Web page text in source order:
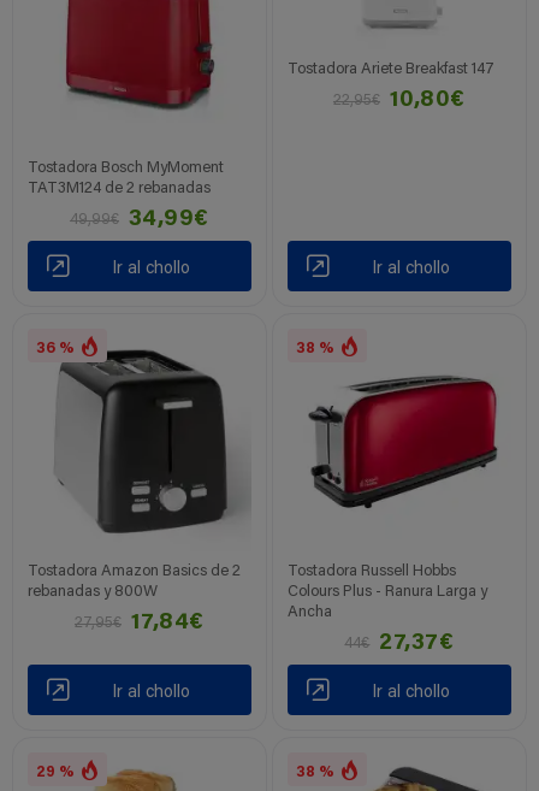
Tostadora Bosch MyMoment
TAT3M124 de 2 rebanadas
49,99€
34,99€
Ir al chollo
Tostadora Ariete Breakfast 147
22,95€
10,80€
Ir al chollo
36 %
Tostadora Amazon Basics de 2
rebanadas y 800W
27,95€
17,84€
Ir al chollo
38 %
Tostadora Russell Hobbs
Colours Plus - Ranura Larga y
Ancha
44€
27,37€
Ir al chollo
29 % 38 %